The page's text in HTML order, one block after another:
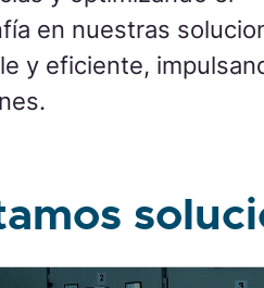
en nuestras
y eficiente,